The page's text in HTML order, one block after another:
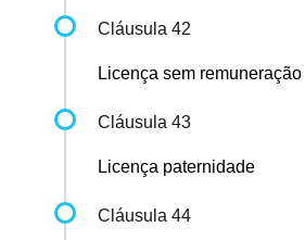
Cláusula 42
Licença sem remuneração
Cláusula 43
Licença paternidade
Cláusula 44